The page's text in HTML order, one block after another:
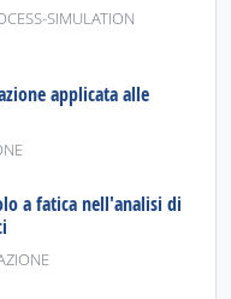
SIMULATION
applicata alle
a fatica nell'analisi di